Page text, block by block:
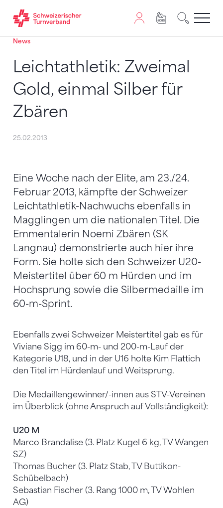
Zum Inhalt springen
Zur Sitemap navigieren
Zum Navigieren dieser Seite wird JavaScript benötigt.
News
Leichtathletik: Zweimal
Gold, einmal Silber für
Zbären
25.02.2013
Eine Woche nach der Elite, am 23./24.
Februar 2013, kämpfte der Schweizer
Leichtathletik-Nachwuchs ebenfalls in
Magglingen um die nationalen Titel. Die
Emmentalerin Noemi Zbären (SK
Langnau) demonstrierte auch hier ihre
Form. Sie holte sich den Schweizer U20-
Meistertitel über 60 m Hürden und im
Hochsprung sowie die Silbermedaille im
60-m-Sprint.
Ebenfalls zwei Schweizer Meistertitel gab es für
Viviane Sigg im 60-m- und 200-m-Lauf der
Kategorie U18, und in der U16 holte Kim Flattich
den Titel im Hürdenlauf und Weitsprung.
Die Medaillengewinner/-innen aus STV-Vereinen
im Überblick (ohne Anspruch auf Vollständigkeit):
U20 M
Marco Brandalise (3. Platz Kugel 6 kg, TV Wangen
SZ)
Thomas Bucher (3. Platz Stab, TV Buttikon-
Schübelbach)
Sebastian Fischer (3. Rang 1000 m, TV Wohlen
AG)